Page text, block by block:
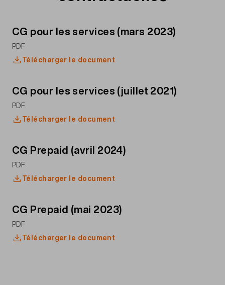
CG pour les services (mars 2023)
PDF
Télécharger le document
CG pour les services (juillet 2021)
PDF
Télécharger le document
CG Prepaid (avril 2024)
PDF
Télécharger le document
CG Prepaid (mai 2023)
PDF
Télécharger le document